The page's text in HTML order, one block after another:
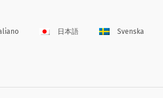
日本語 Svenska